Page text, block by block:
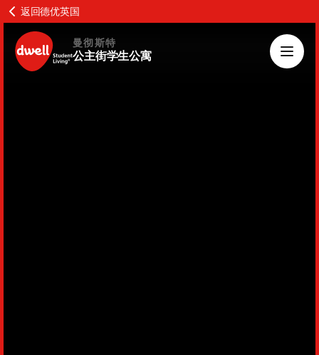
返回德优英国
曼彻斯特
公主街学生公寓